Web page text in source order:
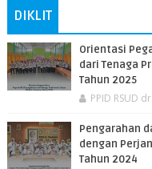
DIKLIT
Orientasi
dari Tenaga
Tahun 2025
PPID RSUD
Pengarahan
dengan
Tahun 2024